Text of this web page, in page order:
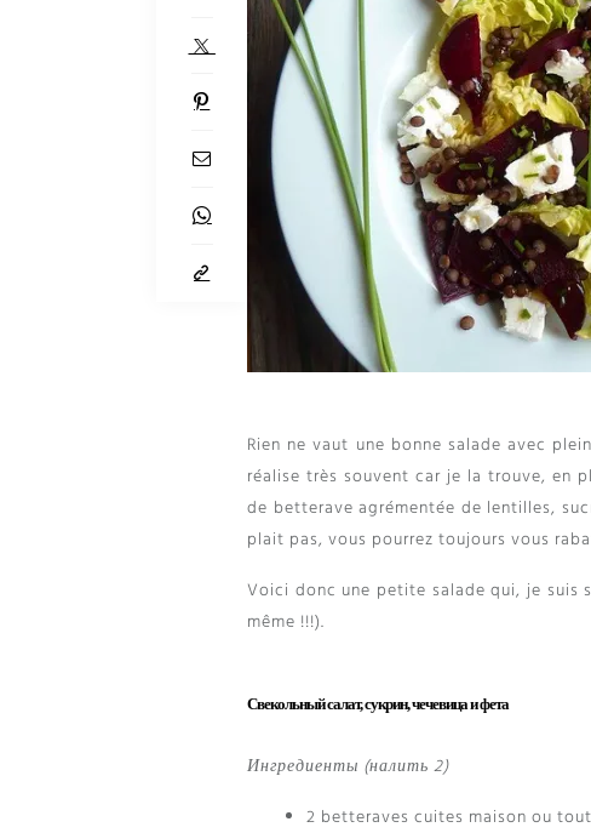
Rien ne vaut une bonne salade avec
réalise très souvent car je la trouve,en
de betterave agrémentée de lentilles,
plait pas,vous pourrez toujours vous
Voici donc une petite salade qui,je suis
même !!!).
Свекольный салат, сукрин, чечевица и фета
Ингредиенты (налить 2)
2 betteraves cuites maison ou